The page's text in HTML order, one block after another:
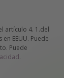
artículo 4. 1.del
EEUU. Puede
Puede
.